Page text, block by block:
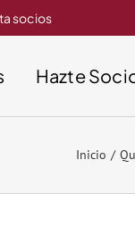
socios
Hazte
Inicio